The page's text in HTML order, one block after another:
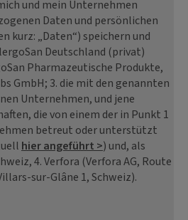
und mein Unternehmen
Daten und persönlichen
kurz: „Daten“) speichern und
Deutschland (privat)
Pharmazeutische Produkte,
GmbH; 3. die mit den genannten
Unternehmen, und jene
die von einem der in Punkt 1
betreut oder unterstützt
hier angeführt >) und, als
4. Verfora (Verfora AG, Route
sur-Glâne 1, Schweiz).